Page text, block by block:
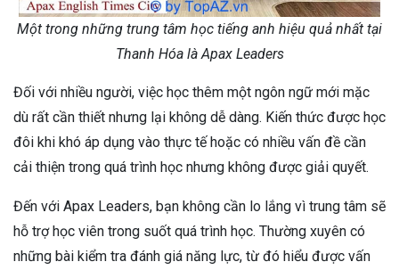
Một trong những trung tâm học tiếng anh hiệu quả nhất tại
Thanh Hóa là Apax Leaders
Đối với nhiều người, việc học thêm một ngôn ngữ mới mặc
dù rất cần thiết nhưng lại không dễ dàng. Kiến thức được học
đôi khi khó áp dụng vào thực tế hoặc có nhiều vấn đề cần
cải thiện trong quá trình học nhưng không được giải quyết.
Đến với Apax Leaders, bạn không cần lo lắng vì trung tâm sẽ
hỗ trợ học viên trong suốt quá trình học. Thường xuyên có
những bài kiểm tra đánh giá năng lực, từ đó hiểu được vấn